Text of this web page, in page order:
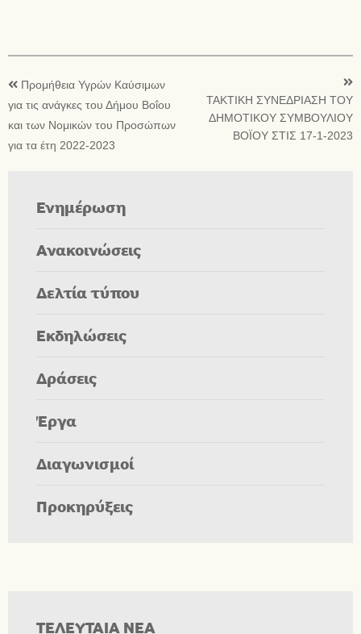
Προμήθεια Υγρών Καύσιμων
για τις ανάγκες του Δήμου Βοΐου
και των Νομικών του Προσώπων
για τα έτη 2022-2023
ΤΑΚΤΙΚΗ ΣΥΝΕΔΡΙΑΣΗ ΤΟΥ
ΔΗΜΟΤΙΚΟΥ ΣΥΜΒΟΥΛΙΟΥ
ΒΟΪΟΥ ΣΤΙΣ 17-1-2023
Ενημέρωση
Ανακοινώσεις
Δελτία τύπου
Εκδηλώσεις
Δράσεις
Έργα
Διαγωνισμοί
Προκηρύξεις
ΤΕΛΕΥΤΑΙΑ ΝΕΑ